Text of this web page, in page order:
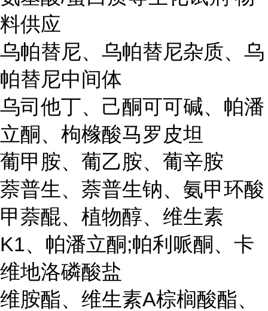
料供应
乌帕替尼、乌帕替尼杂质、乌
帕替尼中间体
乌司他丁、己酮可可碱、帕潘
立酮、枸橼酸马罗皮坦
葡甲胺、葡乙胺、葡辛胺
萘普生、萘普生钠、氨甲环酸
甲萘醌、植物醇、维生素
K1、帕潘立酮;帕利哌酮、卡
维地洛磷酸盐
维胺酯、维生素A棕榈酸酯、